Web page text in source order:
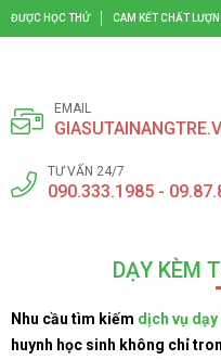
ĐƯỢC HỌC THỬ CAM KẾT CHẤT
EMAIL
TƯ VẤN 24/7
090.333.1985 -
DẠY KÈM
Nhu cầu tìm kiếm dịch vụ
huynh học sinh không chỉ